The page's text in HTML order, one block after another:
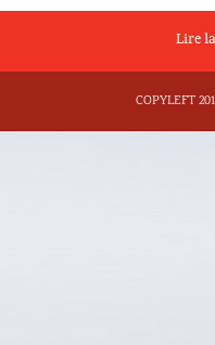
Lire
COPYLEFT